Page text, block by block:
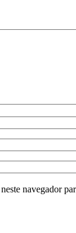
navegador